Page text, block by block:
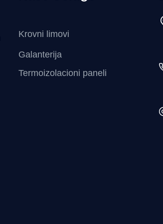
Krovni limovi
Galanterija
Termoizolacioni paneli